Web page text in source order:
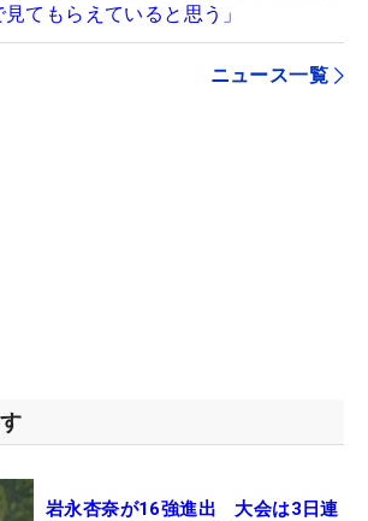
てもらえていると思う」
ニュース一覧
岩永杏奈が16強進出 大会は3日連